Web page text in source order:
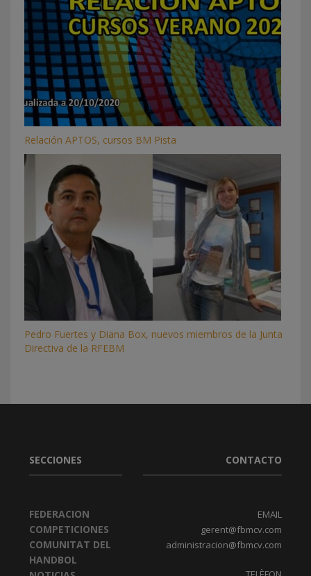
Relación APTOS, cursos BM Pista
Pedro Fuertes y Diana Box, nuevos miembros de la Junta
Directiva de la RFEBM
SECCIONES
FEDERACION
COMPETICIONES
COMUNITAT DEL
HANDBOL
CONTACTO
EMAIL
gerent@fbmcv.com
administracion@fbmcv.com